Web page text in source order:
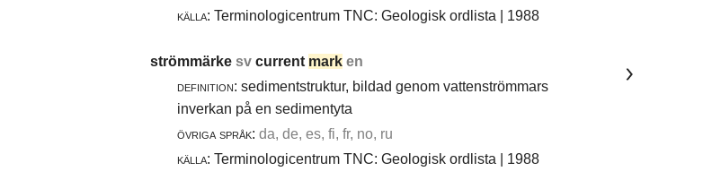
källa: Terminologicentrum TNC: Geologisk ordlista | 1988
strömmärke sv current mark en
definition: sedimentstruktur, bildad genom vattenströmmars
inverkan på en sedimentyta
övriga språk: da, de, es, fi, fr, no, ru
källa: Terminologicentrum TNC: Geologisk ordlista | 1988